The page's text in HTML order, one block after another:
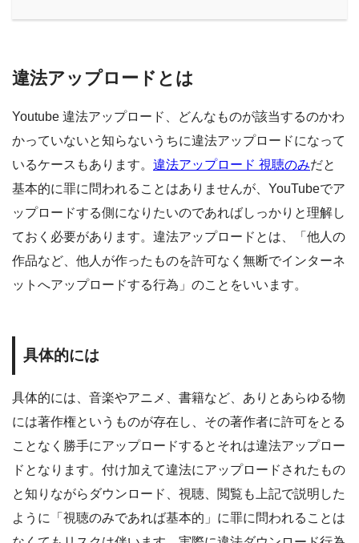
違法アップロードとは
Youtube 違法アップロード、どんなものが該当するのかわ
かっていないと知らないうちに違法アップロードになって
いるケースもあります。 違法アップロード 視聴のみだと
基本的に罪に問われることはありませんが、YouTubeでア
ップロードする側になりたいのであればしっかりと理解し
ておく必要があります。違法アップロードとは、「他人の
作品など、他人が作ったものを許可なく無断でインターネ
ットへアップロードする行為」のことをいいます。
具体的には
具体的には、音楽やアニメ、書籍など、ありとあらゆる物
には著作権というものが存在し、その著作者に許可をとる
ことなく勝手にアップロードするとそれは違法アップロー
ドとなります。付け加えて違法にアップロードされたもの
と知りながらダウンロード、視聴、閲覧も上記で説明した
ように「視聴のみであれば基本的」に罪に問われることは